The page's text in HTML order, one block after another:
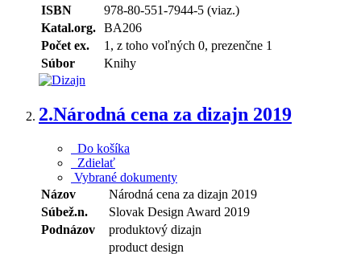
ISBN
978-80-551-7944-5 (viaz.)
Katal.org. BA206
Počet ex.
1, z toho voľných 0, prezenčne 1
Súbor
Knihy
2.Národná cena za dizajn 2019
Do košíka
Zdielať
Vybrané dokumenty
Názov
Národná cena za dizajn 2019
Súbež.n.
Slovak Design Award 2019
Podnázov
produktový dizajn
product design